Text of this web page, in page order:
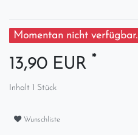
Momentan nicht verfügbar.
13,90 EUR *
Inhalt 1 Stück
Wunschliste